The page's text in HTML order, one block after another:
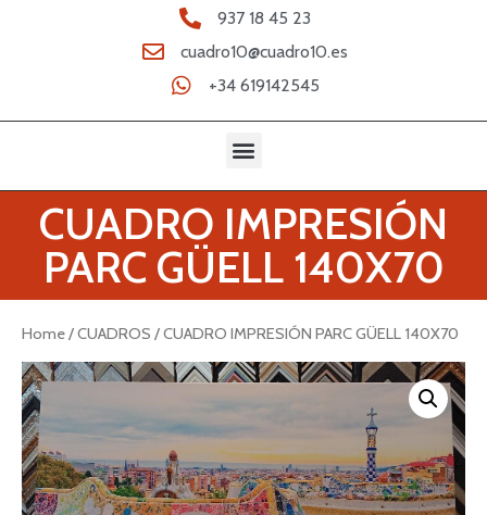
937 18 45 23
cuadro10@cuadro10.es
+34 619142545
CUADRO IMPRESIÓN
PARC GÜELL 140X70
Home/CUADROS / CUADRO IMPRESIÓN PARC GÜELL 140X70